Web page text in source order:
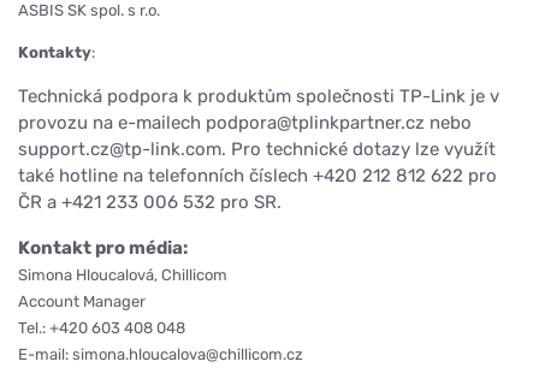
ASBIS SK spol. s r.o.
Kontakty:
Technická podpora k produktům společnosti TP-Link je v
provozu na e-mailech podpora@tplinkpartner.cz nebo
support.cz@tp-link.com. Pro technické dotazy lze využít
také hotline na telefonních číslech +420 212 812 622 pro
ČR a +421 233 006 532 pro SR.
Kontakt pro média:
Simona Hloucalová, Chillicom
Account Manager
Tel.: +420 603 408 048
E-mail: simona.hloucalova@chillicom.cz